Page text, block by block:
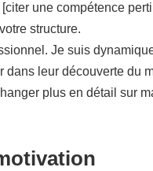
une compétence
structure.
Je suis
leur découverte du
plus en détail sur